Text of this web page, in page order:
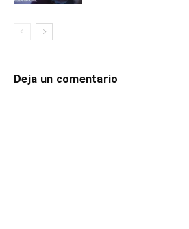
Deja un comentario